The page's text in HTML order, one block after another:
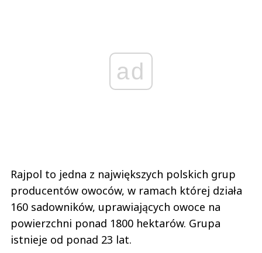
ad
Rajpol to jedna z największych polskich grup
producentów owoców, w ramach której działa
160 sadowników, uprawiających owoce na
powierzchni ponad 1800 hektarów. Grupa
istnieje od ponad 23 lat.